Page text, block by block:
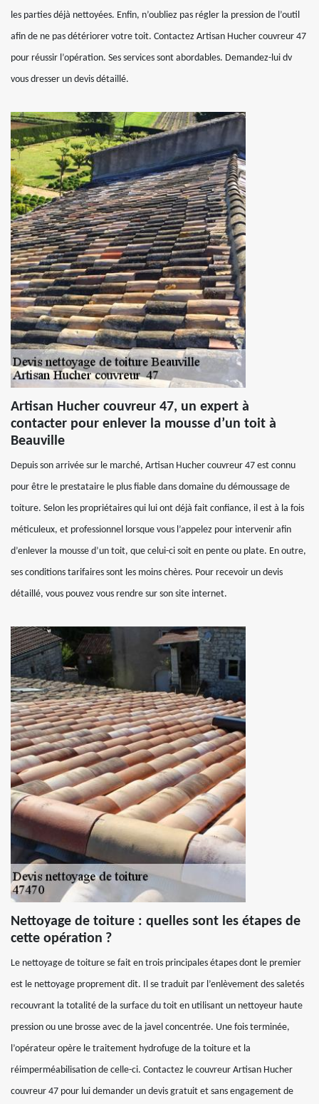
les parties déjà nettoyées. Enfin, n’oubliez pas régler la pression de l’outil
afin de ne pas détériorer votre toit. Contactez Artisan Hucher couvreur 47
pour réussir l’opération. Ses services sont abordables. Demandez-lui dv
vous dresser un devis détaillé.
Artisan Hucher couvreur 47, un expert à
contacter pour enlever la mousse d’un toit à
Beauville
Depuis son arrivée sur le marché, Artisan Hucher couvreur 47 est connu
pour être le prestataire le plus fiable dans domaine du démoussage de
toiture. Selon les propriétaires qui lui ont déjà fait confiance, il est à la fois
méticuleux, et professionnel lorsque vous l’appelez pour intervenir afin
d’enlever la mousse d’un toit, que celui-ci soit en pente ou plate. En outre,
ses conditions tarifaires sont les moins chères. Pour recevoir un devis
détaillé, vous pouvez vous rendre sur son site internet.
Nettoyage de toiture : quelles sont les étapes de
cette opération ?
Le nettoyage de toiture se fait en trois principales étapes dont le premier
est le nettoyage proprement dit. Il se traduit par l’enlèvement des saletés
recouvrant la totalité de la surface du toit en utilisant un nettoyeur haute
pression ou une brosse avec de la javel concentrée. Une fois terminée,
l’opérateur opère le traitement hydrofuge de la toiture et la
réimperméabilisation de celle-ci. Contactez le couvreur Artisan Hucher
couvreur 47 pour lui demander un devis gratuit et sans engagement de